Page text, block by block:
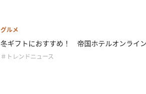
グルメ
冬ギフトにおすすめ！ 帝国ホテルオンライ
＃トレンドニュース